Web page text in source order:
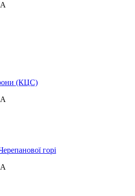
(КЦС)
горі